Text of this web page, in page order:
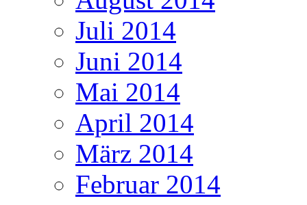
Juli 2014
Juni 2014
Mai 2014
April 2014
März 2014
Februar 2014